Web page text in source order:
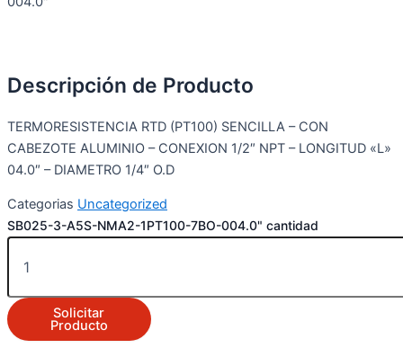
Descripción de Producto
TERMORESISTENCIA RTD (PT100) SENCILLA – CON
CABEZOTE ALUMINIO – CONEXION 1/2″ NPT – LONGITUD «L»
04.0″ – DIAMETRO 1/4″ O.D
Categorias Uncategorized
SB025-3-A5S-NMA2-1PT100-7BO-004.0" cantidad
Solicitar
Producto